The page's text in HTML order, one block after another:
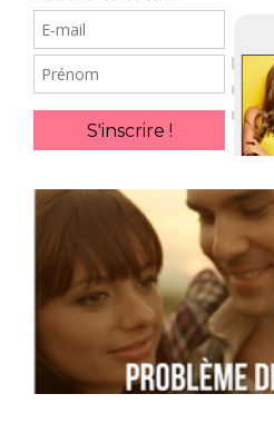
E-
mail
Prénom
S'inscrire !